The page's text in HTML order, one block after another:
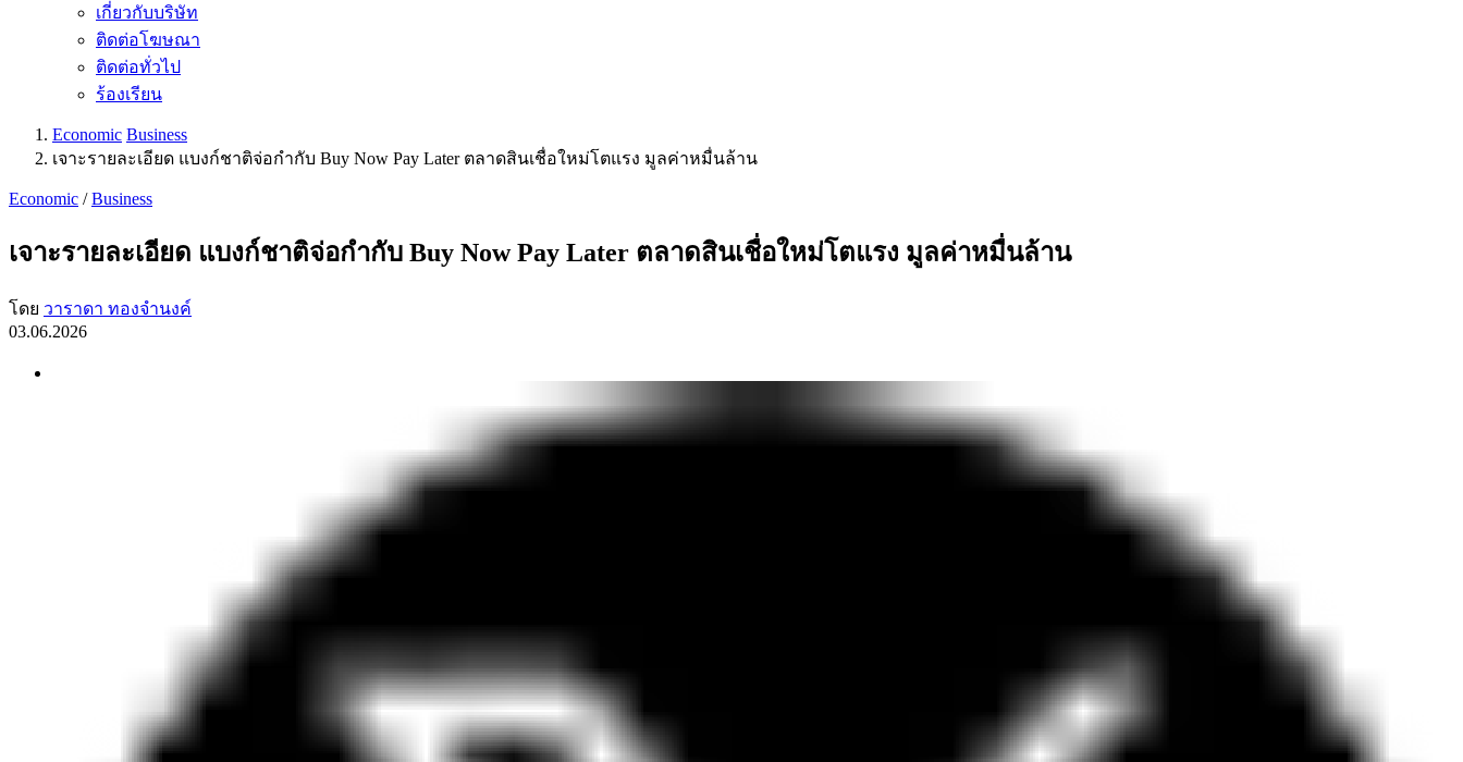
เกี่ยวกับบริษัท
ติดต่อโฆษณา
ติดต่อทั่วไป
ร้องเรียน
Economic Business
เจาะรายละเอียด แบงก์ชาติจ่อกำกับ Buy Now Pay Later ตลาดสินเชื่อใหม่โตแรง มูลค่าหมื่นล้าน
Economic /Business
เจาะรายละเอียด แบงก์ชาติจ่อกำกับ Buy Now Pay Later ตลาดสินเชื่อใหม่โตแรง มูลค่าหมื่นล้าน
โดย วาราดา ทองจำนงค์
03.06.2026